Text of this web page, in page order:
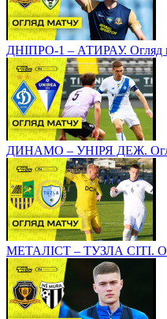
ДНІПРО-1 – АТИРАУ. Огляд
ДИНАМО – УНІРЯ ДЕЖ.
МЕТАЛІСТ – ТУЗЛА СІТІ.